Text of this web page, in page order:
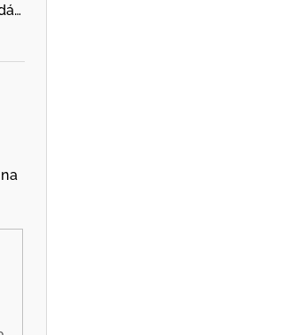
Výběrová kolekce 6 luxusních dámských mini parfémů, Galimard, dámský parfém, 6 x 15 ml